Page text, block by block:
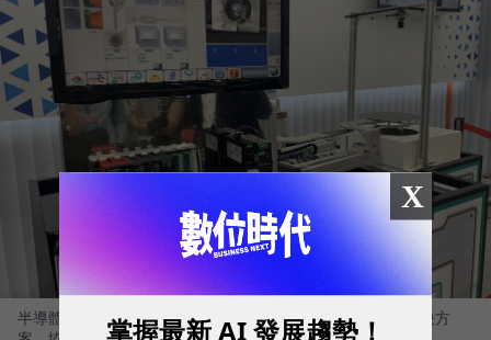
半導體黃光整體解決方案供應商億力鑫系統科技導入TSN 解決方
X
掌握最新 AI 發展趨勢！